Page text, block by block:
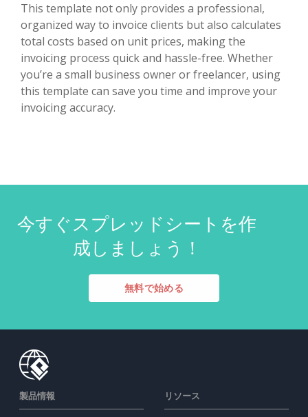
This template not only provides a professional,
organized way to invoice clients but also calculates
total costs based on unit prices, making the
invoicing process quick and hassle-free. Whether
you’re a small business owner or freelancer, using
this template can save you time and improve your
invoicing accuracy.
今すぐスプレッドシートを作
成しましょう！
無料で始める
製品情報 リソース